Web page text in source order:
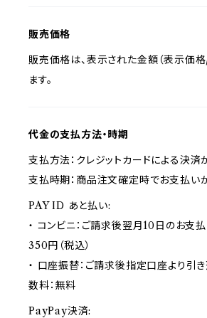
販売価格
販売価格は、表示された金額（表示価
ます。
代金の支払方法・時期
支払方法：クレジットカードによる決済
支払時期：商品注文確定時でお支払い
PAY ID あと払い:
・ コンビニ：ご請求後翌月10日のお支払
350円（税込）
・ 口座振替：ご請求後指定口座より引
数料：無料
PayPay決済: